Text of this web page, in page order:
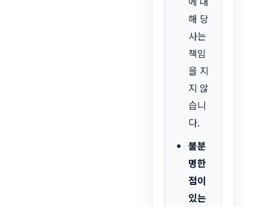
해 당
사는
책임
을 지
지 않
습니
다.
불분
명한
점이
있는